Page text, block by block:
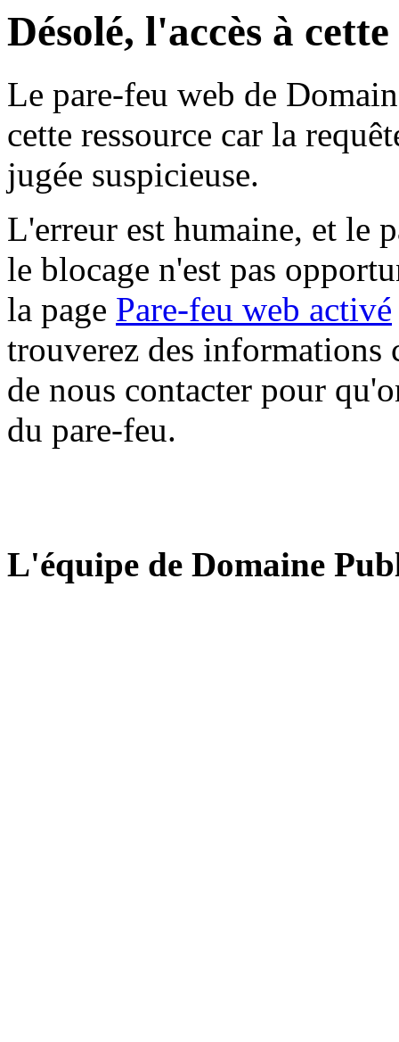
Désolé, l'accès à
Le pare-feu web de
cette ressource car la
jugée suspicieuse.
L'erreur est humaine, et le
le blocage n'est pas
la page Pare-feu web activé
trouverez des informations
de nous contacter pour
du pare-feu.
L'équipe de Domaine